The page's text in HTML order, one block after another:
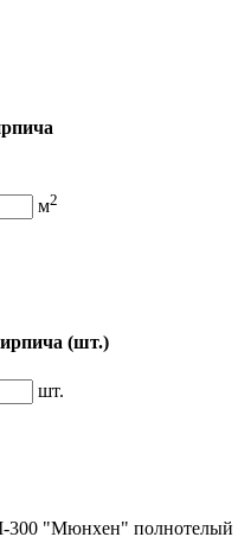
м2
(шт.)
шт.
"Мюнхен" полнотелый